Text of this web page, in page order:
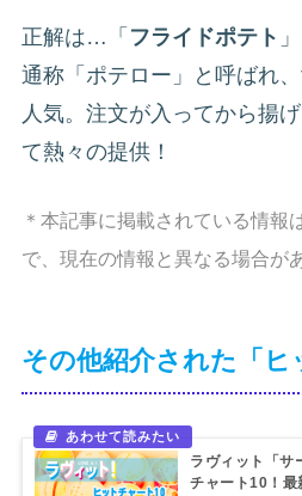
正解は…「 フライドポテト
通称「ポテロー」と呼ばれ
人気。注文が入ってから揚
て熱々の提供！
＊本記事に掲載されている情報
で、現在の情報と異なる場合が
その他紹介された「ヒ
ラヴィット「サ
チャート10！最